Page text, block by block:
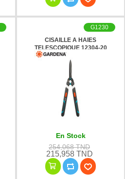
CISAILLE A HAIES
TELESCOPIQUE 12304-20
GARDENA
G1230
En Stock
254,068 TND
215,958 TND